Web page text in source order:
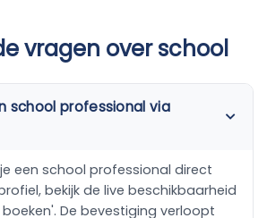
vragen over school
school professional via
een school professional direct
bekijk de live beschikbaarheid
De bevestiging verloopt